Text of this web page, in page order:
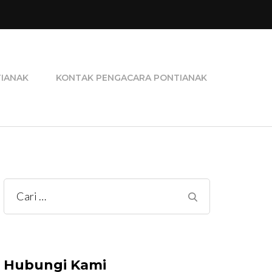
KONTAK PENGACARA PONTIANAK
Cari
untuk:
Hubungi Kami